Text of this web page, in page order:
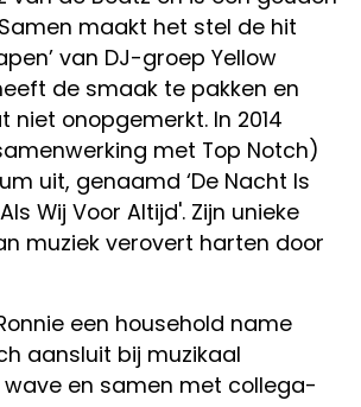
maakt het stel de hit
van DJ-groep Yellow
de smaak te pakken en
niet onopgemerkt. In 2014
met Top Notch)
uit, genaamd ‘De Nacht Is
Wij Voor Altijd'. Zijn unieke
muziek verovert harten door
een household name
aansluit bij muzikaal
en samen met collega-